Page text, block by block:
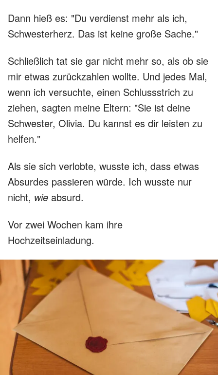
Dann hieß es: "Du verdienst mehr als ich,
Schwesterherz. Das ist keine große Sache."
Schließlich tat sie gar nicht mehr so, als ob sie
mir etwas zurückzahlen wollte. Und jedes Mal,
wenn ich versuchte, einen Schlussstrich zu
ziehen, sagten meine Eltern: "Sie ist deine
Schwester, Olivia. Du kannst es dir leisten zu
helfen."
Als sie sich verlobte, wusste ich, dass etwas
Absurdes passieren würde. Ich wusste nur
nicht, wie absurd.
Vor zwei Wochen kam ihre
Hochzeitseinladung.